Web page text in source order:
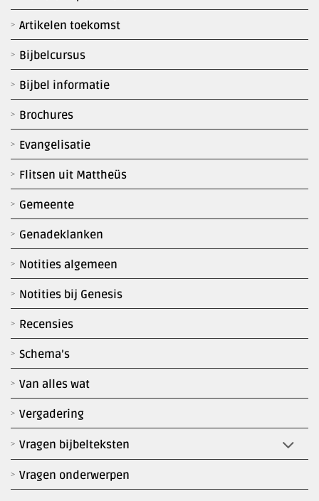
Artikelen toekomst
Bijbelcursus
Bijbel informatie
Brochures
Evangelisatie
Flitsen uit Mattheüs
Gemeente
Genadeklanken
Notities algemeen
Notities bij Genesis
Recensies
Schema’s
Van alles wat
Vergadering
Vragen bijbelteksten
Vragen onderwerpen